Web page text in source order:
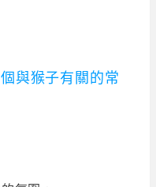
與猴子有關的常